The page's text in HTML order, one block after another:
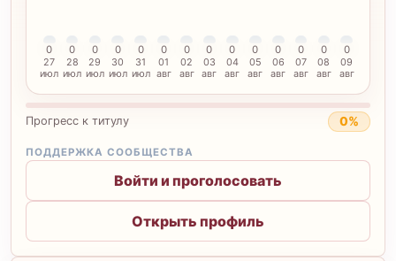
0
27
июл
0
28
июл
0
29
июл
0
30
июл
0
31
июл
0
01
авг
0
02
авг
0
03
авг
0
04
авг
0
05
авг
0
06
авг
0
07
авг
0
08
авг
0
09
авг
Прогресс к титулу 0%
ПОДДЕРЖКА СООБЩЕСТВА
Войти и проголосовать
Открыть профиль